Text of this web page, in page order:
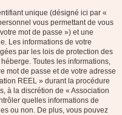
unique (désigné ici par «
vous permettant de vous
mot de passe ») et une
Les informations de votre
par les lois de protection des
Toutes les informations,
mot de passe et de votre adresse
REEL » durant la procédure
à la discrétion de « Association
quelles informations de
ou non. De plus, vous pouvez